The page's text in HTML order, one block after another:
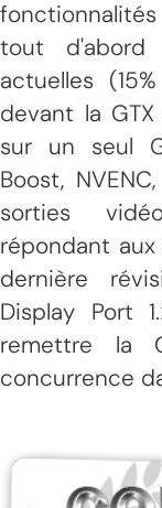
tout d'abord
actuelles
devant la
sur un seul
Boost,
sorties
répondant
dernière
Display Port
remettre la
concurrence